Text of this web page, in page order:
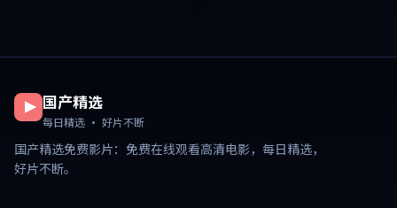
国产精选
每日精选 · 好片不断
国产精选免费影片：免费在线观看高清电影，每日精选，
好片不断。